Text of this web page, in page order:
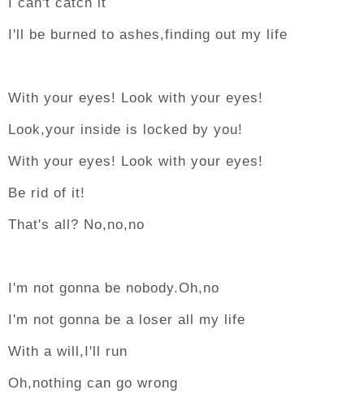
I'll be burned to ashes,finding out my life
With your eyes! Look with your eyes!
Look,your inside is locked by you!
With your eyes! Look with your eyes!
Be rid of it!
That's all? No,no,no
I'm not gonna be nobody.Oh,no
I'm not gonna be a loser all my life
With a will,I'll run
Oh,nothing can go wrong